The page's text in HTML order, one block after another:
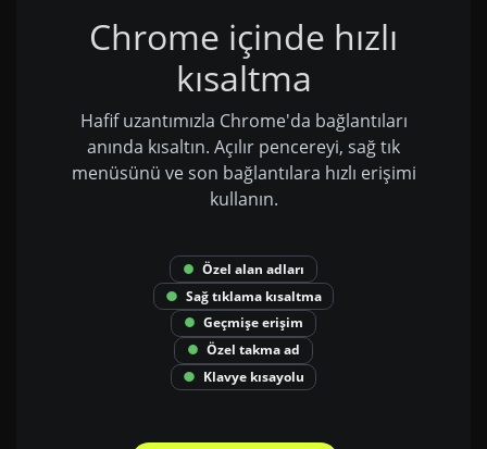
Chrome içinde hızlı
kısaltma
Hafif uzantımızla Chrome'da bağlantıları
anında kısaltın. Açılır pencereyi, sağ tık
menüsünü ve son bağlantılara hızlı erişimi
kullanın.
Özel alan adları
Sağ tıklama kısaltma
Geçmişe erişim
Özel takma ad
Klavye kısayolu